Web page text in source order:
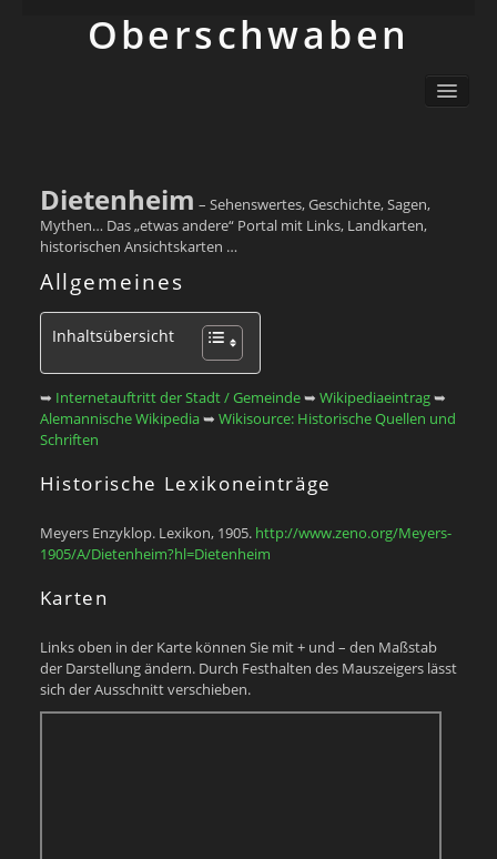
Ober­schwaben
Schwäbisch
Info
Dietenheim – Sehenswertes, Geschichte, Sagen,
Mythen… Das „etwas andere“ Portal mit Links, Landkarten,
historischen Ansichtskarten …
Allgemeines
Inhaltsübersicht
➥ Internetauftritt der Stadt / Gemeinde➥ Wikipediaeintrag➥
Alemannische Wikipedia➥ Wikisource: Historische Quellen und
Schriften
Historische Lexikoneinträge
Meyers Enzyklop. Lexikon, 1905. http://www.zeno.org/Meyers-
1905/A/Dietenheim?hl=Dietenheim
Karten
Links oben in der Karte können Sie mit + und – den Maßstab
der Darstellung ändern. Durch Festhalten des Mauszeigers lässt
sich der Ausschnitt verschieben.